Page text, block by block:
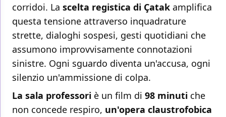
corridoi. La scelta registica di Çatak amplifica
questa tensione attraverso inquadrature
strette, dialoghi sospesi, gesti quotidiani che
assumono improvvisamente connotazioni
sinistre. Ogni sguardo diventa un'accusa, ogni
silenzio un'ammissione di colpa.
La sala professori è un film di 98 minuti che
non concede respiro, un'opera claustrofobica